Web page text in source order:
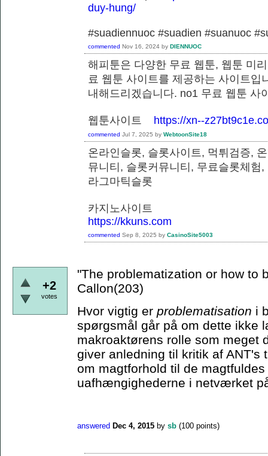
duy-hung/
#suadiennuoc #suadien #suanuoc
commented Nov 16, 2024 by DIENNUOC
해피툰은 다양한 무료 웹툰, 웹툰 미
료 웹툰 사이트를 제공하는 사이트
내해드리겠습니다. no1 무료 웹툰 사
웹툰사이트 https://xn--
commented Jul 7, 2025 by WebtoonSite18
온라인슬롯, 슬롯사이트, 먹튀검증,
뮤니티, 슬롯커뮤니티, 무료슬롯체험
라그마틱슬롯
카지노사이트
https://kkuns.com
commented Sep 8, 2025 by CasinoSite5003
+2
votes
"The problematization or how to
Callon(203)
Hvor vigtig er problematisation i
spørgsmål går på om dette ikke
makroaktørens rolle som meget
giver anledning til kritik af ANT's
om magtforhold til de
uafhængighederne i netværket
answered Dec 4, 2015 by sb (100 points)